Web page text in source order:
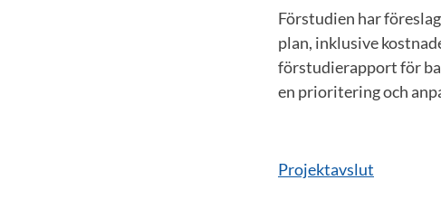
Förstudien har
plan, inklusive
förstudierapport för
en prioritering och
Projektavslut